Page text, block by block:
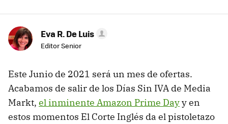
Eva R. De Luis
Editor Senior
Este Junio de 2021 será un mes de ofertas.
Acabamos de salir de los Días Sin IVA de Media
Markt, el inminente Amazon Prime Dayy en
estos momentos El Corte Inglés da el pistoletazo